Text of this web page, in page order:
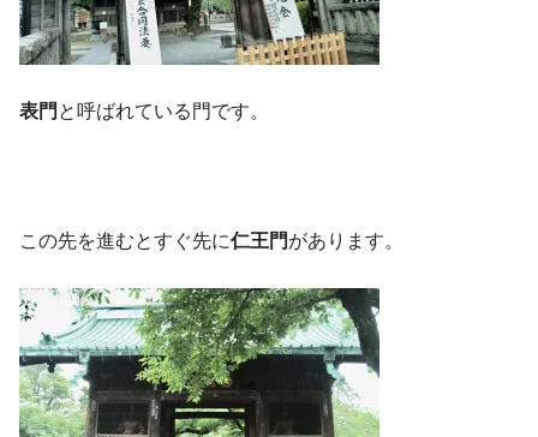
表門 と呼ばれている門です。
この先を進むとすぐ先に仁王門があります。